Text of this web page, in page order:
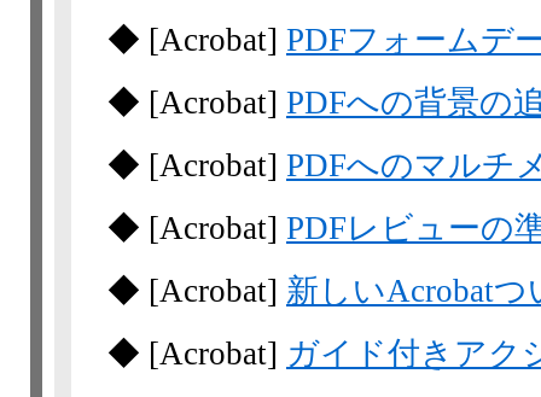
◆ [Acrobat] PDFフォームデ
◆ [Acrobat] PDFへの背景の
◆ [Acrobat] PDFへのマルチ
◆ [Acrobat] PDFレビューの
◆ [Acrobat] 新しいAcrobat
◆ [Acrobat] ガイド付きアク